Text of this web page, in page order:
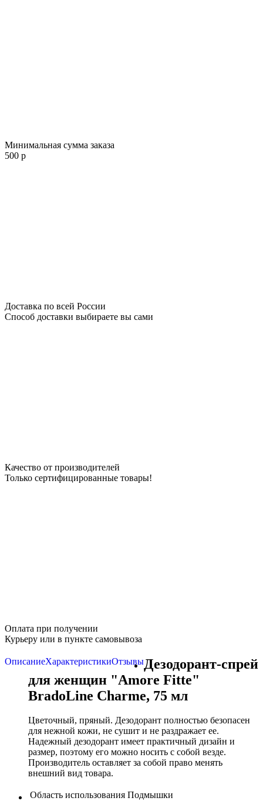
Минимальная сумма заказа
500 р
Доставка по всей России
Способ доставки выбираете вы сами
Качество от производителей
Только сертифицированные товары!
Оплата при получении
Курьеру или в пункте самовывоза
ОписаниеХарактеристикиОтзывыДезодорант-спрей
для женщин "Amore Fitte"
BradoLine Charme, 75 мл
Цветочный, пряный. Дезодорант полностью безопасен
для нежной кожи, не сушит и не раздражает ее.
Надежный дезодорант имеет практичный дизайн и
размер, поэтому его можно носить с собой везде.
Производитель оставляет за собой право менять
внешний вид товара.
Область использования Подмышки